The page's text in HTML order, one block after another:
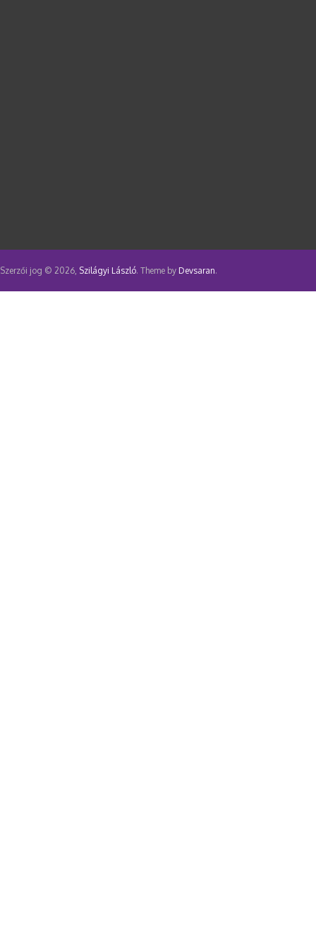
Szerzői jog © 2026, Szilágyi László. Theme by Devsaran.